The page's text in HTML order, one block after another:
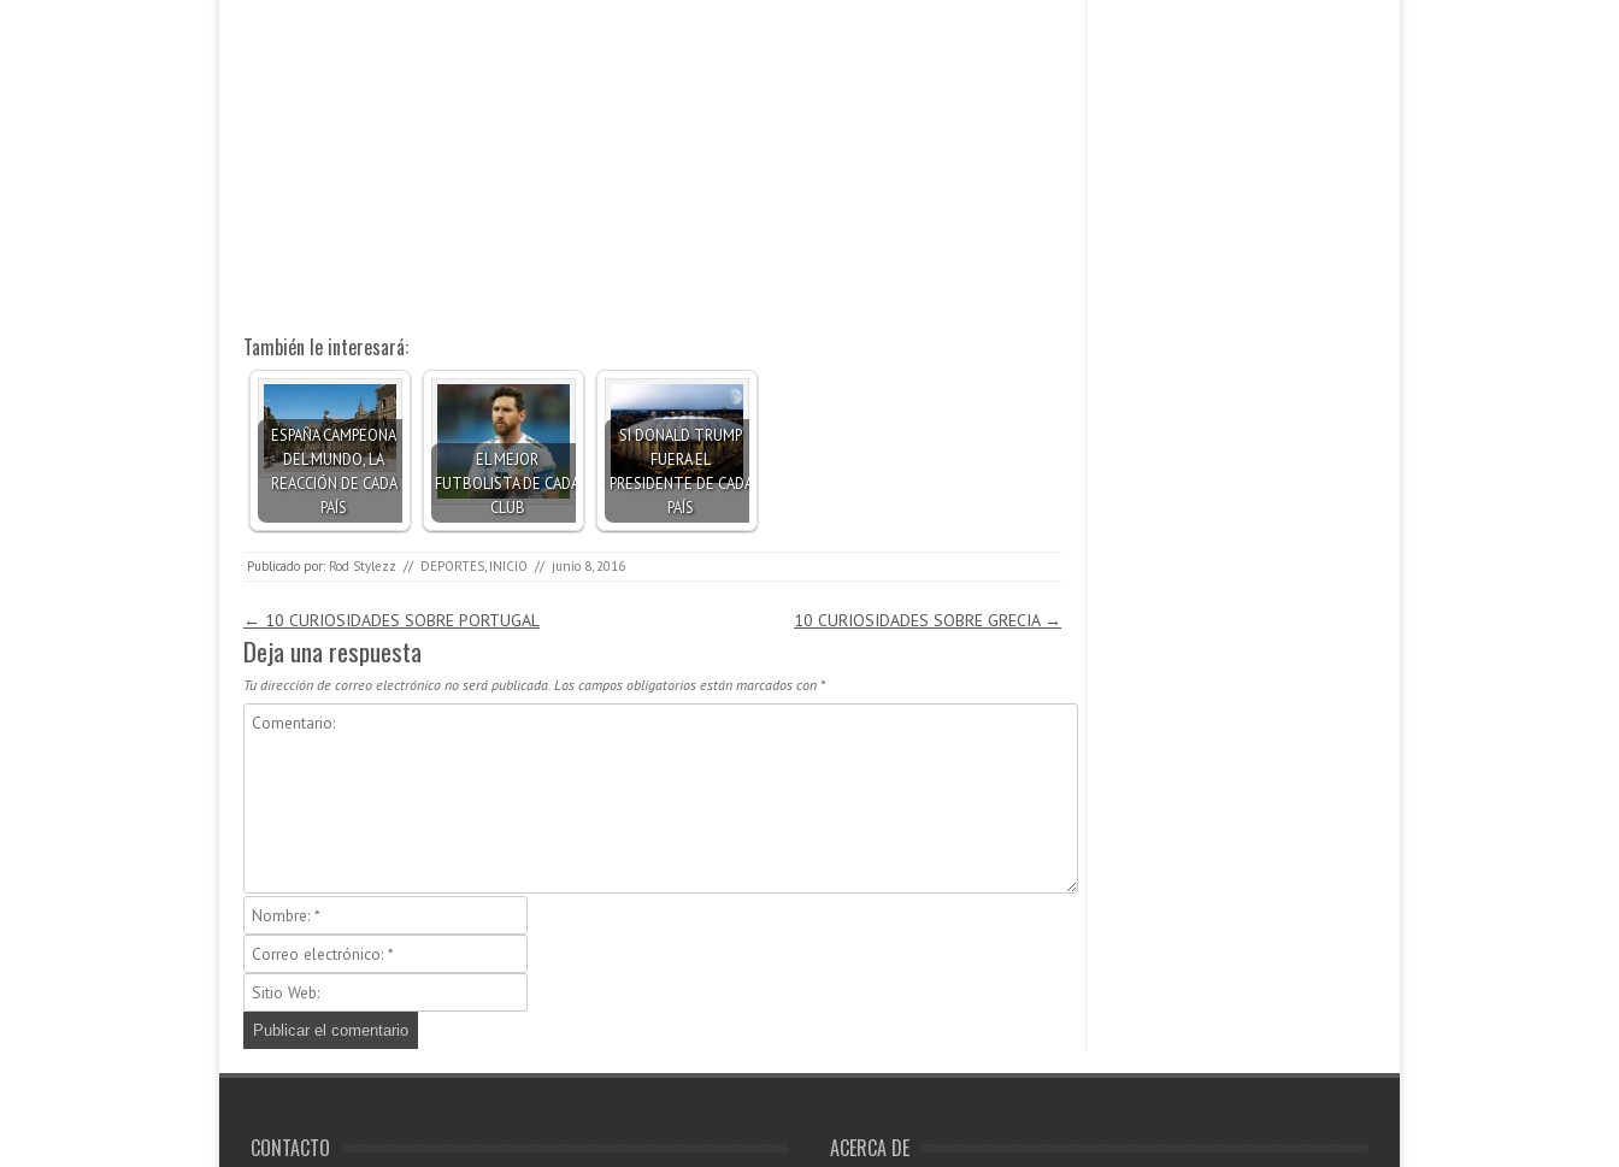
También le interesará:
ESPAÑA CAMPEONA
DEL MUNDO, LA
REACCIÓN DE CADA
PAÍS
EL MEJOR
FUTBOLISTA DE CADA
CLUB
SI DONALD TRUMP
FUERA EL
PRESIDENTE DE CADA
PAÍS
Publicado por: Rod Stylezz // DEPORTES, INICIO // junio 8, 2016
Navegación de entradas
← 10 CURIOSIDADES SOBRE PORTUGAL 10 CURIOSIDADES SOBRE GRECIA →
Deja una respuesta
Tu dirección de correo electrónico no será publicada. Los campos obligatorios están marcados con *
CONTACTO ACERCA DE